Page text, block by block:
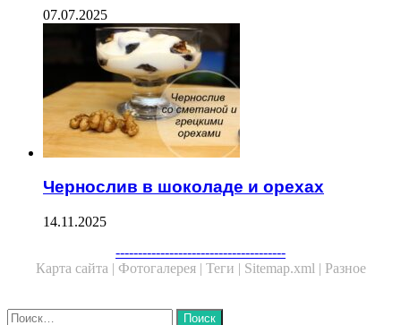
07.07.2025
Чернослив в шоколаде и орехах
14.11.2025
--------------------------------------
Карта сайта | Фотогалерея | Теги | Sitemap.xml | Разное
Close
Найти: